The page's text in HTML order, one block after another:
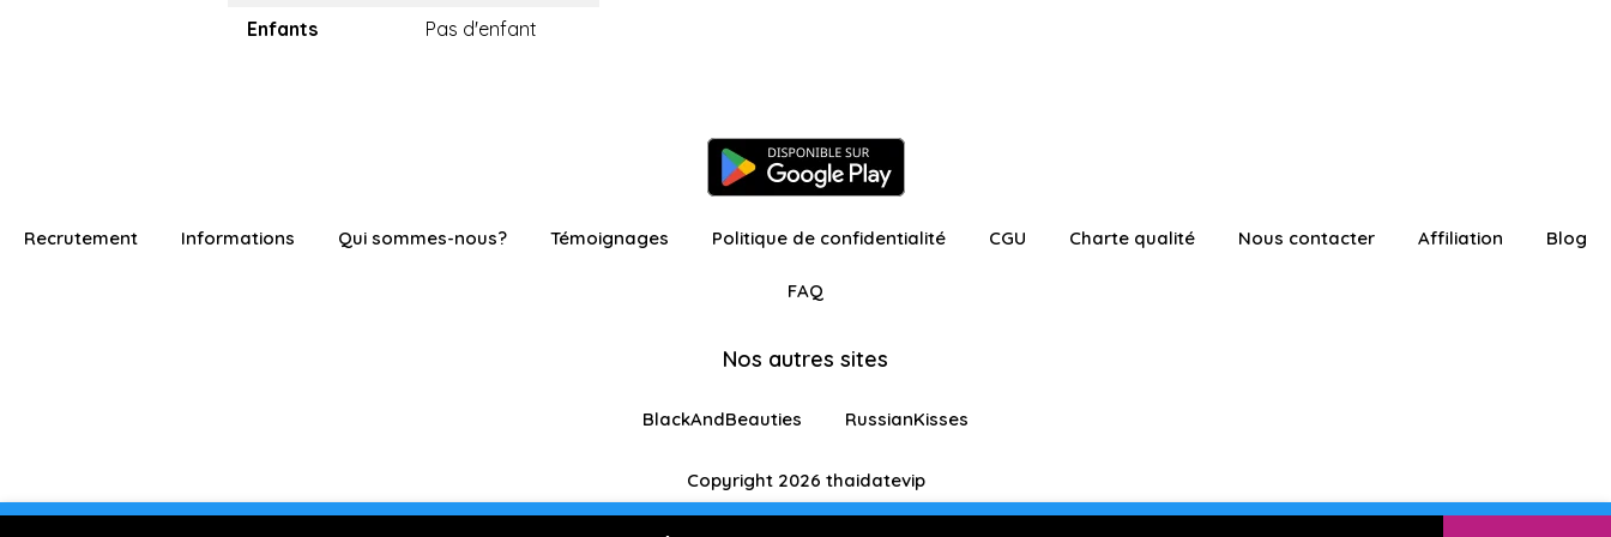
Enfants Pas d'enfant
Recrutement Informations Qui sommes-nous? Témoignages Politique de confidentialité CGU Charte qualité Nous contacter Affiliation Blog
FAQ
Nos autres sites
BlackAndBeauties RussianKisses
Copyright 2026 thaidatevip